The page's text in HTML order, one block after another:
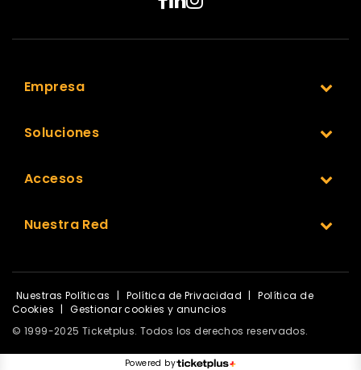
Empresa
Soluciones
Accesos
Nuestra Red
Nuestras Políticas | Política de Privacidad |
Política de
Cookies |
Gestionar cookies y anuncios
© 1999-2025 Ticketplus. Todos los derechos reservados.
Powered by